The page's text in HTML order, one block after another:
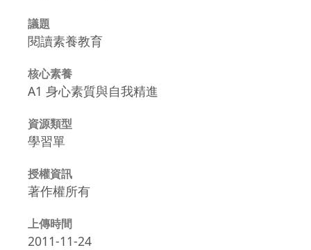
議題
閱讀素養教育
核心素養
A1 身心素質與自我精進
資源類型
學習單
授權資訊
著作權所有
上傳時間
2011-11-24